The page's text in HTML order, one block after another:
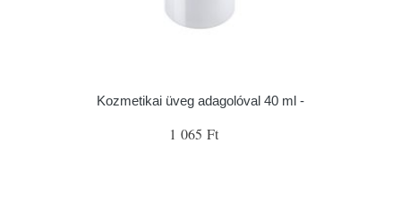
Kozmetikai üveg adagolóval 40 ml -
1 065 Ft